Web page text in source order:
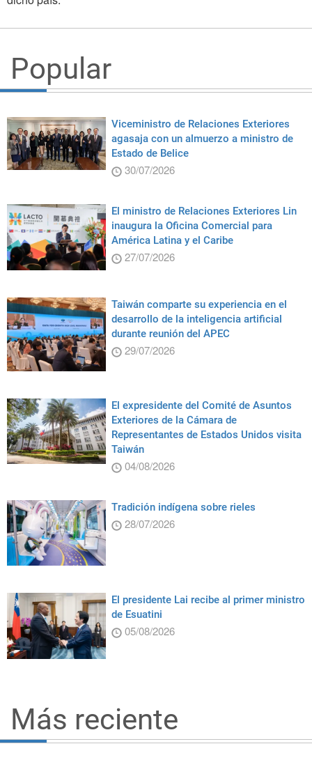
Popular
Viceministro de Relaciones Exteriores
agasaja con un almuerzo a ministro de
Estado de Belice
30/07/2026
El ministro de Relaciones Exteriores Lin
inaugura la Oficina Comercial para
América Latina y el Caribe
27/07/2026
Taiwán comparte su experiencia en el
desarrollo de la inteligencia artificial
durante reunión del APEC
29/07/2026
El expresidente del Comité de Asuntos
Exteriores de la Cámara de
Representantes de Estados Unidos visita
Taiwán
04/08/2026
Tradición indígena sobre rieles
28/07/2026
El presidente Lai recibe al primer ministro
de Esuatini
05/08/2026
Más reciente